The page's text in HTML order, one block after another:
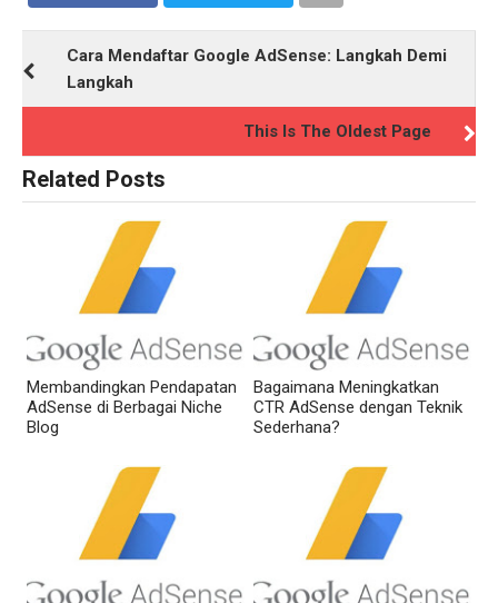
Cara Mendaftar Google AdSense: Langkah Demi
Langkah
This Is The Oldest Page
Related Posts
Membandingkan Pendapatan
AdSense di Berbagai Niche
Blog
Bagaimana Meningkatkan
CTR AdSense dengan Teknik
Sederhana?